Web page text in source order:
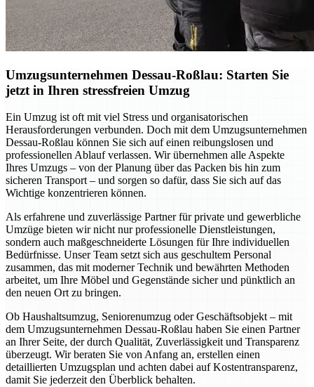
Umzugsunternehmen Dessau-Roßlau: Starten Sie
jetzt in Ihren stressfreien Umzug
Ein Umzug ist oft mit viel Stress und organisatorischen
Herausforderungen verbunden. Doch mit dem Umzugsunternehmen
Dessau-Roßlau können Sie sich auf einen reibungslosen und
professionellen Ablauf verlassen. Wir übernehmen alle Aspekte
Ihres Umzugs – von der Planung über das Packen bis hin zum
sicheren Transport – und sorgen so dafür, dass Sie sich auf das
Wichtige konzentrieren können.
Als erfahrene und zuverlässige Partner für private und gewerbliche
Umzüge bieten wir nicht nur professionelle Dienstleistungen,
sondern auch maßgeschneiderte Lösungen für Ihre individuellen
Bedürfnisse. Unser Team setzt sich aus geschultem Personal
zusammen, das mit moderner Technik und bewährten Methoden
arbeitet, um Ihre Möbel und Gegenstände sicher und pünktlich an
den neuen Ort zu bringen.
Ob Haushaltsumzug, Seniorenumzug oder Geschäftsobjekt – mit
dem Umzugsunternehmen Dessau-Roßlau haben Sie einen Partner
an Ihrer Seite, der durch Qualität, Zuverlässigkeit und Transparenz
überzeugt. Wir beraten Sie von Anfang an, erstellen einen
detaillierten Umzugsplan und achten dabei auf Kostentransparenz,
damit Sie jederzeit den Überblick behalten.